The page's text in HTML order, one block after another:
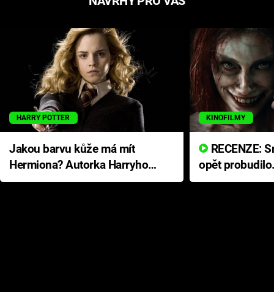
HARRY POTTER
Jakou barvu kůže má mít
Hermiona? Autorka Harryho
Pottera přišla s ráznou
KINOFILMY
opět
přichází s